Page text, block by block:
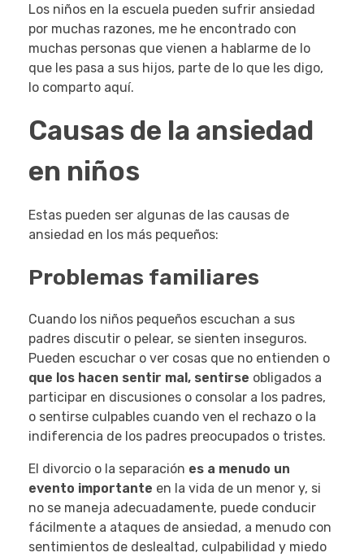
Los niños en la escuela pueden sufrir ansiedad
por muchas razones, me he encontrado con
muchas personas que vienen a hablarme de lo
que les pasa a sus hijos, parte de lo que les digo,
lo comparto aquí.
Causas de la ansiedad
en niños
Estas pueden ser algunas de las causas de
ansiedad en los más pequeños:
Problemas familiares
Cuando los niños pequeños escuchan a sus
padres discutir o pelear, se sienten inseguros.
Pueden escuchar o ver cosas que no entienden o
que los hacen sentir mal, sentirse obligados a
participar en discusiones o consolar a los padres,
o sentirse culpables cuando ven el rechazo o la
indiferencia de los padres preocupados o tristes.
El divorcio o la separación es a menudo un
evento importante en la vida de un menor y, si
no se maneja adecuadamente, puede conducir
fácilmente a ataques de ansiedad, a menudo con
sentimientos de deslealtad, culpabilidad y miedo